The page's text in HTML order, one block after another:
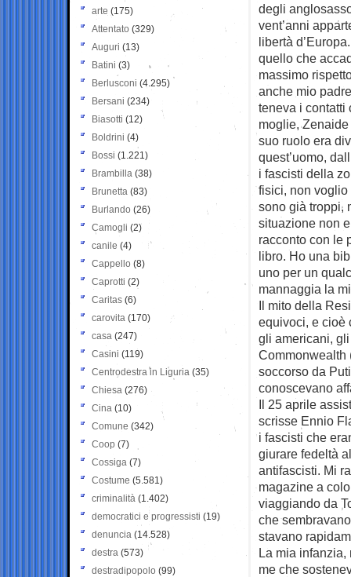
degli
vent’anni
libertà
quello che
massimo
anche mio
teneva i contatti
moglie,
suo ruolo era
quest’uomo,
i fascisti della
fisici, non
sono già troppi,
situazione non
racconto con le
libro. Ho una
uno per un
mannaggia la
Il mito della
equivoci, e cioè
gli americani,
Commonwealth
soccorso da
conoscevano
Il 25 aprile
scrisse Ennio
i fascisti che
giurare fedeltà
antifascisti. Mi
magazine a
viaggiando da
che
stavano
La mia infanzia,
me che
arte (175)
Attentato (329)
Auguri (13)
Batini (3)
Berlusconi (4.295)
Bersani (234)
Biasotti (12)
Boldrini (4)
Bossi (1.221)
Brambilla (38)
Brunetta (83)
Burlando (26)
Camogli (2)
canile (4)
Cappello (8)
Caprotti (2)
Caritas (6)
carovita (170)
casa (247)
Casini (119)
Centrodestra in Liguria (35)
Chiesa (276)
Cina (10)
Comune (342)
Coop (7)
Cossiga (7)
Costume (5.581)
criminalità (1.402)
democratici e progressisti (19)
denuncia (14.528)
destra (573)
destradipopolo (99)